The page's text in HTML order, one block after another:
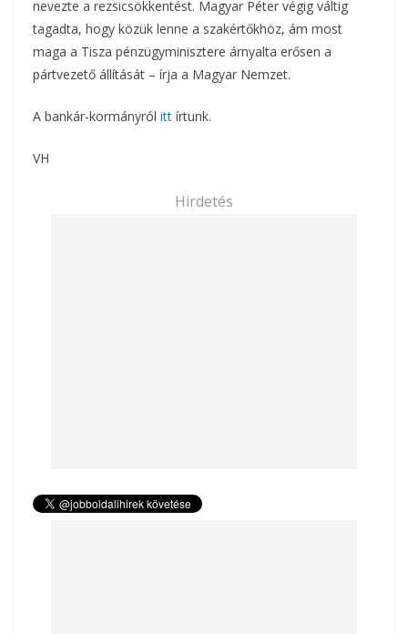
nevezte a rezsicsökkentést. Magyar Péter végig váltig
tagadta, hogy közük lenne a szakértőkhöz, ám most
maga a Tisza pénzügyminisztere árnyalta erősen a
pártvezető állítását – írja a Magyar Nemzet.
A bankár-kormányról itt írtunk.
VH
Hirdetés